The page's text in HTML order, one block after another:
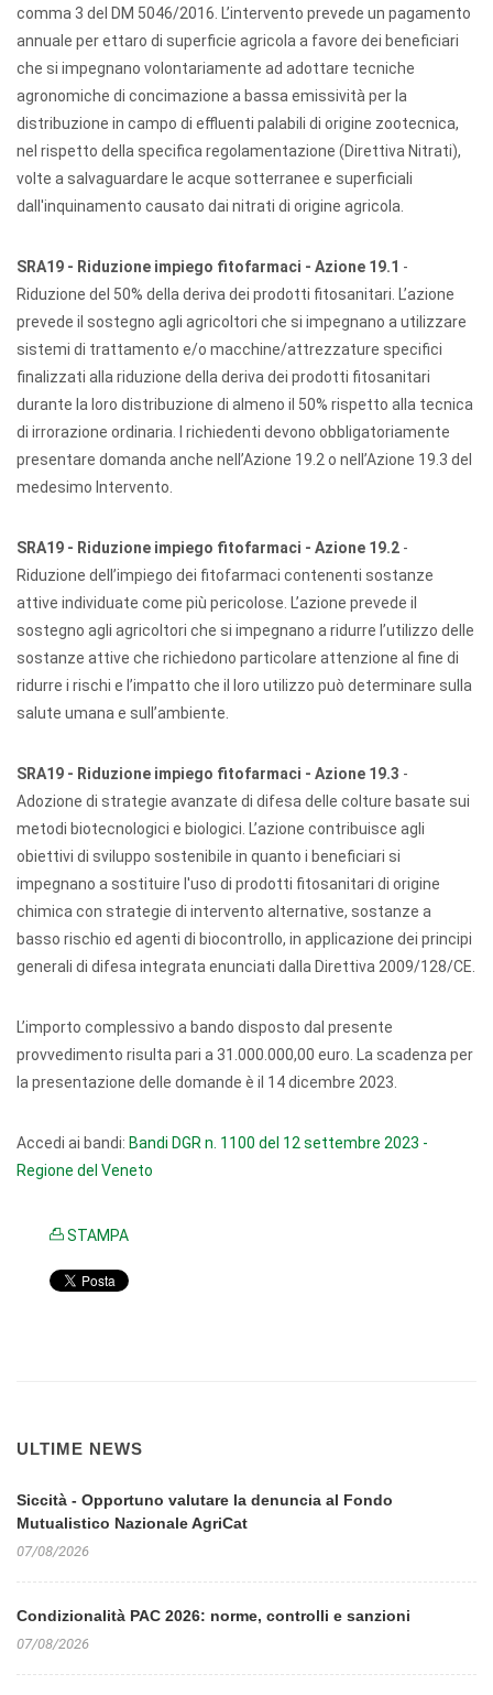
comma 3 del DM 5046/2016. L’intervento prevede un pagamento
annuale per ettaro di superficie agricola a favore dei beneficiari
che si impegnano volontariamente ad adottare tecniche
agronomiche di concimazione a bassa emissività per la
distribuzione in campo di effluenti palabili di origine zootecnica,
nel rispetto della specifica regolamentazione (Direttiva Nitrati),
volte a salvaguardare le acque sotterranee e superficiali
dall'inquinamento causato dai nitrati di origine agricola.
SRA19 - Riduzione impiego fitofarmaci - Azione 19.1 -
Riduzione del 50% della deriva dei prodotti fitosanitari. L’azione
prevede il sostegno agli agricoltori che si impegnano a utilizzare
sistemi di trattamento e/o macchine/attrezzature specifici
finalizzati alla riduzione della deriva dei prodotti fitosanitari
durante la loro distribuzione di almeno il 50% rispetto alla tecnica
di irrorazione ordinaria. I richiedenti devono obbligatoriamente
presentare domanda anche nell’Azione 19.2 o nell’Azione 19.3 del
medesimo Intervento.
SRA19 - Riduzione impiego fitofarmaci - Azione 19.2 -
Riduzione dell’impiego dei fitofarmaci contenenti sostanze
attive individuate come più pericolose. L’azione prevede il
sostegno agli agricoltori che si impegnano a ridurre l’utilizzo delle
sostanze attive che richiedono particolare attenzione al fine di
ridurre i rischi e l’impatto che il loro utilizzo può determinare sulla
salute umana e sull’ambiente.
SRA19 - Riduzione impiego fitofarmaci - Azione 19.3 -
Adozione di strategie avanzate di difesa delle colture basate sui
metodi biotecnologici e biologici. L’azione contribuisce agli
obiettivi di sviluppo sostenibile in quanto i beneficiari si
impegnano a sostituire l'uso di prodotti fitosanitari di origine
chimica con strategie di intervento alternative, sostanze a
basso rischio ed agenti di biocontrollo, in applicazione dei principi
generali di difesa integrata enunciati dalla Direttiva 2009/128/CE.
L’importo complessivo a bando disposto dal presente
provvedimento risulta pari a 31.000.000,00 euro. La scadenza per
la presentazione delle domande è il 14 dicembre 2023.
Accedi ai bandi: Bandi DGR n. 1100 del 12 settembre 2023 -
Regione del Veneto
STAMPA
ULTIME NEWS
Siccità - Opportuno valutare la denuncia al Fondo
Mutualistico Nazionale AgriCat
07/08/2026
Condizionalità PAC 2026: norme, controlli e sanzioni
07/08/2026